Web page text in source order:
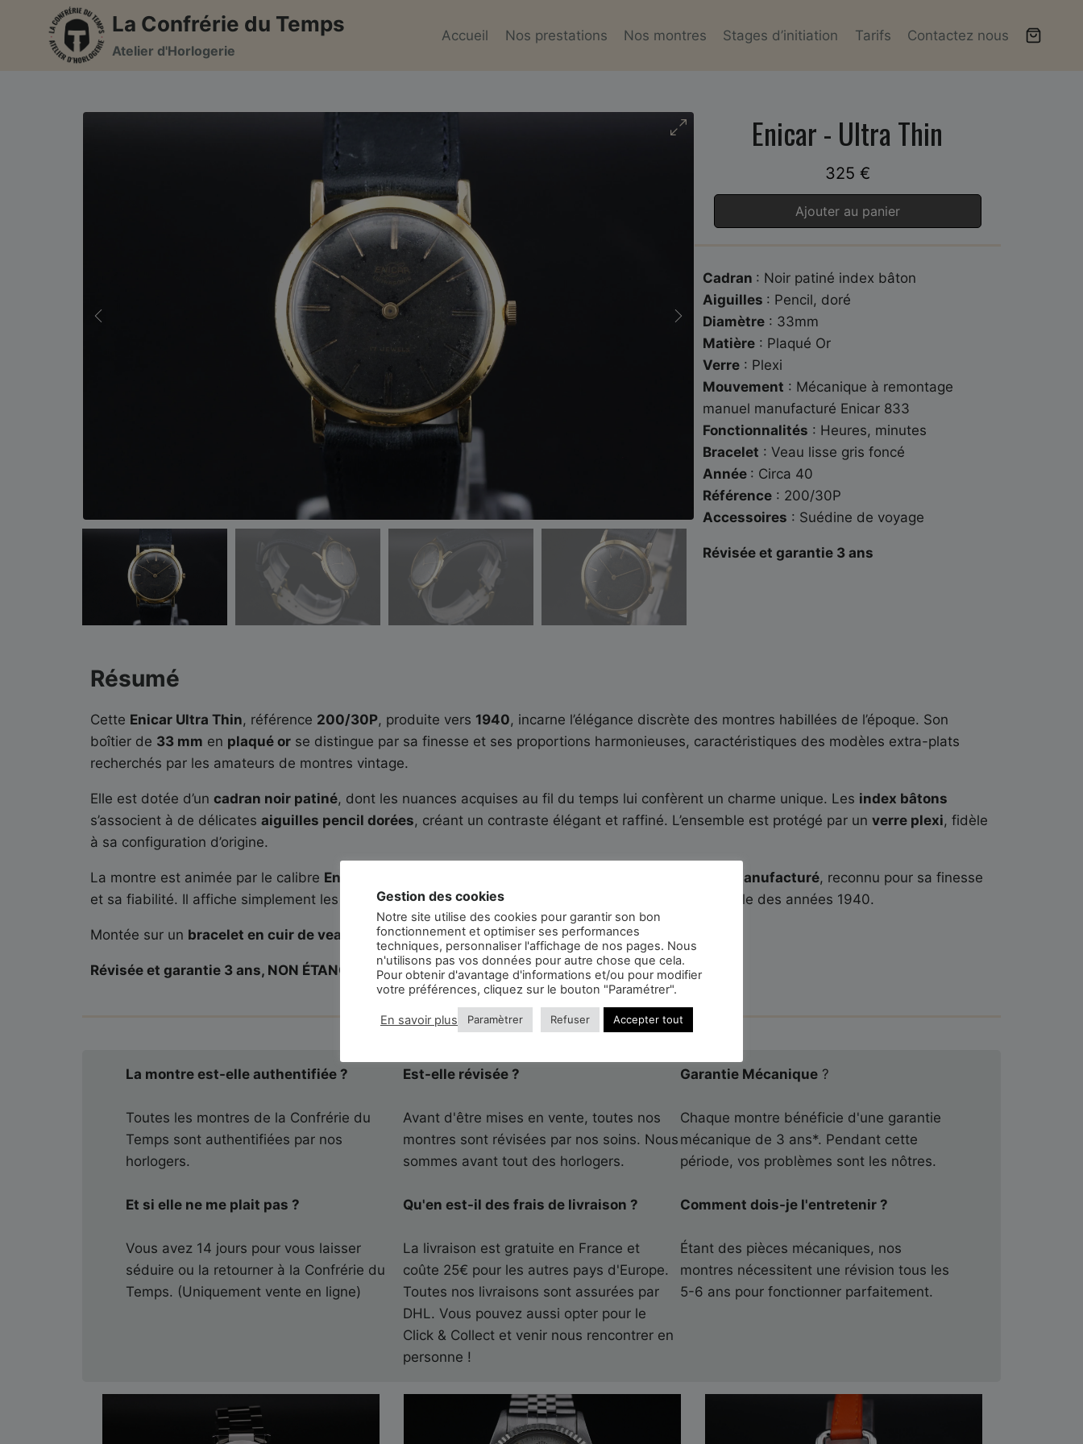
La Confrérie du Temps
Atelier d'Horlogerie
Accueil Nos prestations Nos montres Stages d’initiation Tarifs Contactez nous
Enicar - Ultra Thin
325 €
Ajouter au panier
Cadran : Noir patiné index bâton
Aiguilles : Pencil, doré
Diamètre: 33mm
Matière: Plaqué Or
Verre: Plexi
Mouvement : Mécanique à remontage
manuel manufacturé Enicar 833
Fonctionnalités : Heures, minutes
Bracelet : Veau lisse gris foncé
Année : Circa 40
Référence: 200/30P
Accessoires : Suédine de voyage
Révisée et garantie 3 ans
Résumé
Cette Enicar Ultra Thin, référence 200/30P, produite vers 1940, incarne l’élégance discrète des montres habillées de l’époque. Son
boîtier de 33 mm en plaqué or se distingue par sa finesse et ses proportions harmonieuses, caractéristiques des modèles extra-plats
recherchés par les amateurs de montres vintage.
Elle est dotée d’un cadran noir patiné, dont les nuances acquises au fil du temps lui confèrent un charme unique. Les index bâtons
s’associent à de délicates aiguilles pencil dorées, créant un contraste élégant et raffiné. L’ensemble est protégé par un verre plexi, fidèle
à sa configuration d’origine.
La montre est animée par le calibre Enicar 833 mouvement mécanique à remontage manuel manufacturé, reconnu pour sa finesse
et sa fiabilité. Il affiche simplement les
heures et minutes, dans le plus pur esprit des montres de ville des années 1940.
Montée sur un bracelet en cuir de veau lisse gris foncé, elle est livrée avec sasuédine de voyage
Révisée et garantie 3 ans, NON ÉTANCHE
La montre est-elle authentifiée ?
Toutes les montres de la Confrérie du
Temps sont authentifiées par nos
horlogers.
Et si elle ne me plait pas ?
Vous avez 14 jours pour vous laisser
séduire ou la retourner à la Confrérie du
Temps. (Uniquement vente en ligne)
Est-elle révisée ?
Avant d'être mises en vente, toutes nos
montres sont révisées par nos soins. Nous
sommes avant tout des horlogers.
Qu'en est-il des frais de livraison ?
La livraison est gratuite en France et
coûte 25€ pour les autres pays d'Europe.
Toutes nos livraisons sont assurées par
DHL. Vous pouvez aussi opter pour le
Click & Collect et venir nous rencontrer en
personne !
Garantie Mécanique?
Chaque montre bénéficie d'une garantie
mécanique de 3 ans*. Pendant cette
période, vos problèmes sont les nôtres.
Comment dois-je l'entretenir ?
Étant des pièces mécaniques, nos
montres nécessitent une révision tous les
5-6 ans pour fonctionner parfaitement.
Gestion des cookies
Notre site utilise des cookies pour garantir son bon
fonctionnement et optimiser ses performances
techniques, personnaliser l'affichage de nos pages. Nous
n'utilisons pas vos données pour autre chose que cela.
Pour obtenir d'avantage d'informations et/ou pour modifier
votre préférences, cliquez sur le bouton "Paramétrer".
En savoir plus Paramètrer Refuser Accepter tout